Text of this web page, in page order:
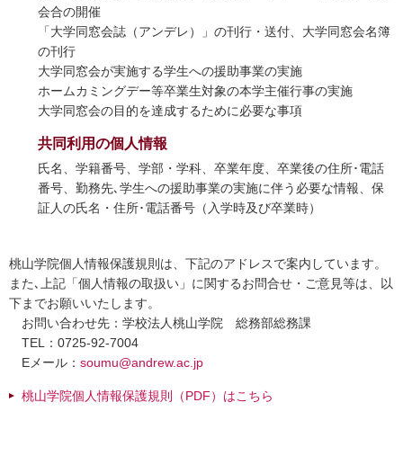
会合の開催
「大学同窓会誌（アンデレ）」の刊行・送付、大学同窓会名簿
の刊行
大学同窓会が実施する学生への援助事業の実施
ホームカミングデー等卒業生対象の本学主催行事の実施
大学同窓会の目的を達成するために必要な事項
共同利用の個人情報
氏名、学籍番号、学部・学科、卒業年度、卒業後の住所･電話
番号、勤務先､学生への援助事業の実施に伴う必要な情報、保
証人の氏名・住所･電話番号（入学時及び卒業時）
桃山学院個人情報保護規則は、下記のアドレスで案内しています。
また､上記「個人情報の取扱い」に関するお問合せ・ご意見等は、以
下までお願いいたします。
お問い合わせ先：学校法人桃山学院 総務部総務課
TEL：0725-92-7004
Eメール： soumu@andrew.ac.jp
桃山学院個人情報保護規則（PDF）はこちら